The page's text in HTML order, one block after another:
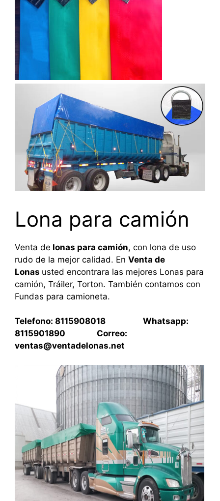
Lona para camión
Venta de lonas para camión, con lona de uso
rudo de la mejor calidad. En Venta de
Lonas usted encontrara las mejores Lonas para
camión, Tráiler, Torton. También contamos con
Fundas para camioneta.
Telefono: 8115908018 Whatsapp:
8115901890 Correo:
ventas@ventadelonas.net